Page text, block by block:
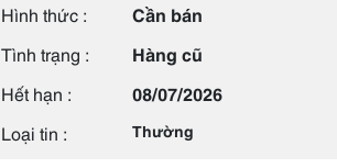
Hình thức :
Cần bán
Tình trạng :
Hàng cũ
Hết hạn :
08/07/2026
Loại tin :
Thường